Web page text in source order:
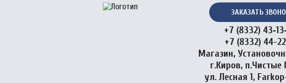
ЗАКАЗАТЬ
+7 (8332)
+7 (8332) 44-
Магазин,
г.Киров,
ул. Лесная 1,